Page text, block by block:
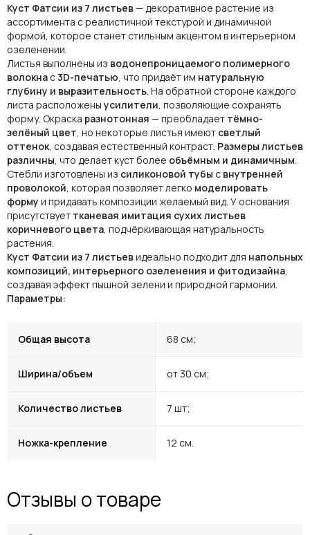
Куст Фатсии из 7 листьев— декоративное растение из
ассортимента с реалистичной текстурой и динамичной
формой, которое станет стильным акцентом в интерьерном
озеленении.
Листья выполнены из водонепроницаемого полимерного
волокна с3D-печатью, что придаёт им натуральную
глубину и выразительность. На обратной стороне каждого
листа расположены усилители, позволяющие сохранять
форму. Окраска разнотонная — преобладает тёмно-
зелёный цвет, но некоторые листья имеют светлый
оттенок, создавая естественный контраст. Размеры листьев
различны, что делает куст более объёмным и динамичным.
Стебли изготовлены из силиконовой тубы с внутренней
проволокой, которая позволяет легко моделировать
форму и придавать композиции желаемый вид. У основания
присутствует тканевая имитация сухих листьев
коричневого цвета, подчёркивающая натуральность
растения.
Куст Фатсии из 7 листьевидеально подходит для напольных
композиций, интерьерного озеленения и фитодизайна,
создавая эффект пышной зелени и природной гармонии.
Параметры:
Общая высота 68 см;
Ширина/объем от 30 см;
Количество листьев 7 шт;
Ножка-крепление 12 см.
Отзывы о товаре